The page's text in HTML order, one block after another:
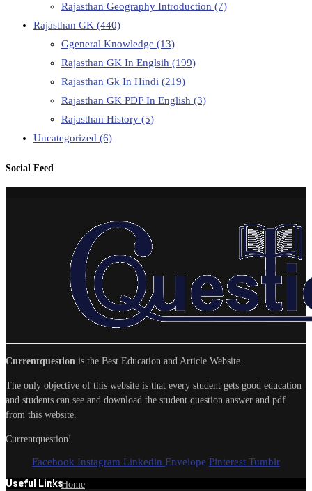
Rajasthan Geography Introduction (7)
Rajasthan GK (440)
Ggeneral Knowledge (13)
Rajasthan GK In Englsih (199)
Rajasthan Gk In Hindi (219)
Rajasthan GK PDF In English (3)
Rajasthan History (5)
Uncategorized (6)
Social Feed
Currentquestion is the Best Education and Article Website.
The only objective of this website is that every student gets good education
and students can see and download the student question answer and pdf
from this website.
Currentquestion!
Facebook Instagram Linkedin Envelope Pinterest Tumblr
Useful LinksHome